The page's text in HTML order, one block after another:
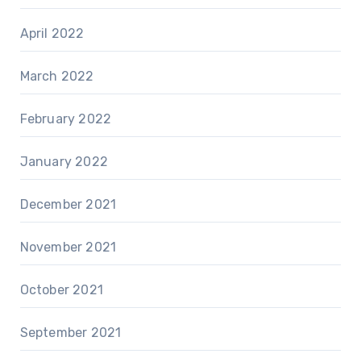
April 2022
March 2022
February 2022
January 2022
December 2021
November 2021
October 2021
September 2021